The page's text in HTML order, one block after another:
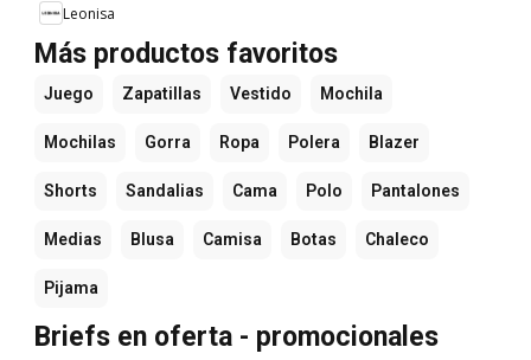
Leonisa
Más productos favoritos
Juego Zapatillas Vestido Mochila
Mochilas Gorra Ropa Polera Blazer
Shorts Sandalias Cama Polo Pantalones
Medias Blusa Camisa Botas Chaleco
Pijama
Briefs en oferta - promocionales